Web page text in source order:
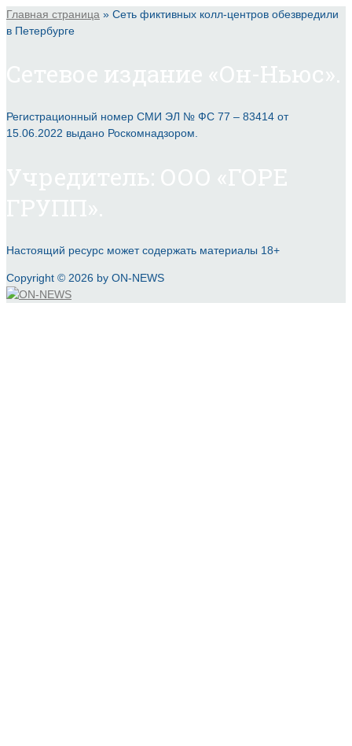
Главная страница » Сеть фиктивных колл-центров обезвредили
в Петербурге
Регистрационный номер СМИ ЭЛ № ФС 77 – 83414 от
15.06.2022 выдано Роскомнадзором.
Настоящий ресурс может содержать материалы 18+
Copyright © 2026 by ON-NEWS